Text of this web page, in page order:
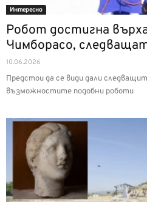
Интерeсно
Робот достигна
Чимборасо,
10.06.2026
Предстои да се види дали
възможностите подобни роботи